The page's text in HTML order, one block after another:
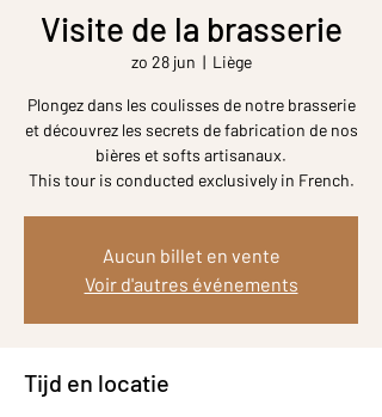
Visite de la brasserie
zo 28 jun
  |
Liège
Plongez dans les coulisses de notre brasserie
et découvrez les secrets de fabrication de nos
bières et softs artisanaux.
Aucun billet en vente
Voir d'autres événements
Tijd en locatie